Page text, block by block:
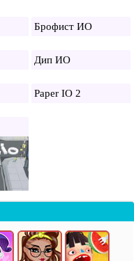
Брофист ИО
Дип ИО
Paper IO 2